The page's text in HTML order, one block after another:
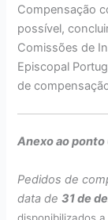
Compensação
possível,
Comissões de
Episcopal
de
Anexo ao ponto
Pedidos de
data de31 de
disponibilizados